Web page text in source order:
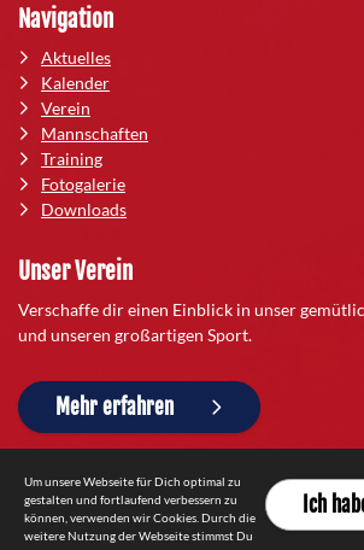
Navigation
Aktuelles
Kalender
Verein
Mannschaften
Training
Fotogalerie
Downloads
Unser Verein
Verschaffe dir einen Einblick in unser
und unseren großartigen Sport.
Mehr erfahren
Impressum| Ich
Um unsere Webseite für Dich optimal zu
gestalten und fortlaufend verbessern zu
können, verwenden wir Cookies. Durch die
weitere Nutzung der Webseite stimmst Du